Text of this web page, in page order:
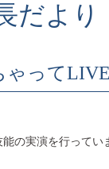
だより
ゃって
能の実演を行ってい